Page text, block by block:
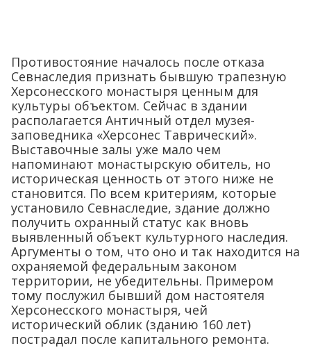
Противостояние началось после отказа
Севнаследия признать бывшую трапезную
Херсонесского монастыря ценным для
культуры объектом. Сейчас в здании
располагается Античный отдел музея-
заповедника «Херсонес Таврический».
Выставочные залы уже мало чем
напоминают монастырскую обитель, но
историческая ценность от этого ниже не
становится. По всем критериям, которые
установило Севнаследие, здание должно
получить охранный статус как вновь
выявленный объект культурного наследия.
Аргументы о том, что оно и так находится на
охраняемой федеральным законом
территории, не убедительны. Примером
тому послужил бывший дом настоятеля
Херсонесского монастыря, чей
исторический облик (зданию 160 лет)
пострадал после капитального ремонта.